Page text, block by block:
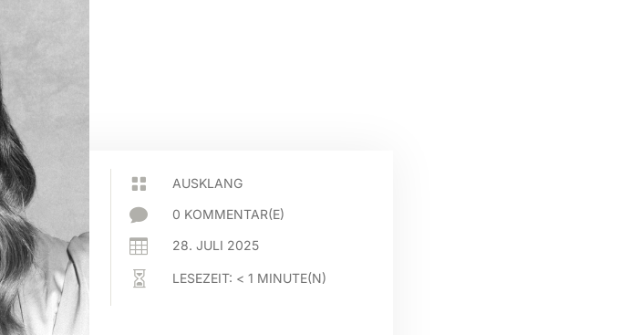
 AUSKLANG
 0 KOMMENTAR(E)
 28. JULI 2025
 LESEZEIT: < 1 MINUTE(N)